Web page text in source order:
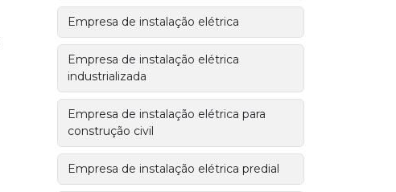
Empresa de instalação elétrica
Empresa de instalação elétrica
industrializada
Empresa de instalação elétrica para
construção civil
Empresa de instalação elétrica predial